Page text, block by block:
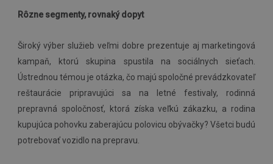
Rôzne segmenty, rovnaký dopyt
Široký výber služieb veľmi dobre prezentuje aj marketingová
kampaň, ktorú skupina spustila na sociálnych sieťach.
Ústrednou témou je otázka, čo majú spoločné prevádzkovateľ
reštaurácie pripravujúci sa na letné festivaly, rodinná
prepravná spoločnosť, ktorá získa veľkú zákazku, a rodina
kupujúca pohovku zaberajúcu polovicu obývačky? Všetci budú
potrebovať vozidlo na prepravu.